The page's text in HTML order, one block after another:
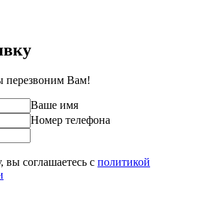
перезвоним Вам!
Ваше имя
Номер телефона
вы соглашаетесь с политикой